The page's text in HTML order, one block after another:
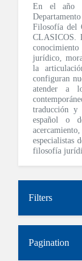
En el año
Filosofía del
CLASICOS.
jurídico,
la
configuran
atender a
traducción y
español o
especialistas
filosofía
Filters
Pagination